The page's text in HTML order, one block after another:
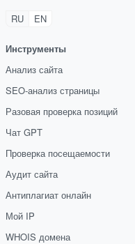
RU EN
Инструменты
Анализ сайта
SEO-анализ страницы
Разовая проверка позиций
Чат GPT
Проверка посещаемости
Аудит сайта
Антиплагиат онлайн
Мой IP
WHOIS домена